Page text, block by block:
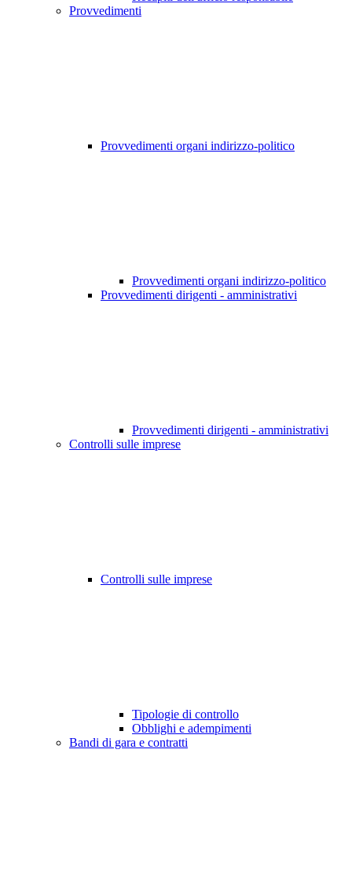
Provvedimenti
Provvedimenti organi indirizzo-politico
Provvedimenti organi indirizzo-politico
Provvedimenti dirigenti - amministrativi
Provvedimenti dirigenti - amministrativi
Controlli sulle imprese
Controlli sulle imprese
Tipologie di controllo
Obblighi e adempimenti
Bandi di gara e contratti